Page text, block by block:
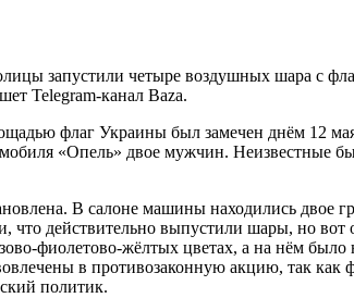
запустили четыре воздушных шара с
Telegram-канал Baza.
флаг Украины был замечен днём 12
«Опель» двое мужчин. Неизвестные
В салоне машины находились
что действительно выпустили шары, но
фиолетово-жёлтых цветах, а на нём было
в противозаконную акцию, так как
политик.